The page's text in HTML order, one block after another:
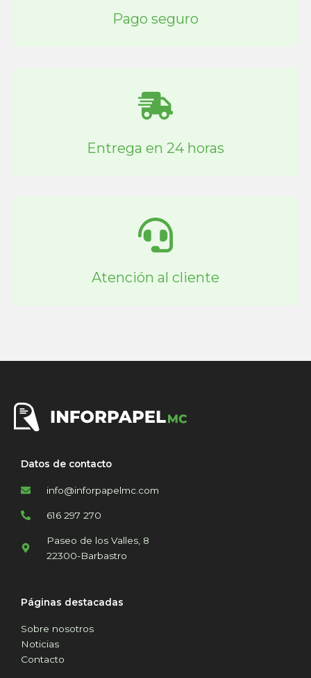
Pago seguro
Entrega en 24 horas
Atención al cliente
Datos de contacto
info@inforpapelmc.com
616 297 270
Paseo de los Valles, 8
22300-Barbastro
Páginas destacadas
Sobre nosotros
Noticias
Contacto